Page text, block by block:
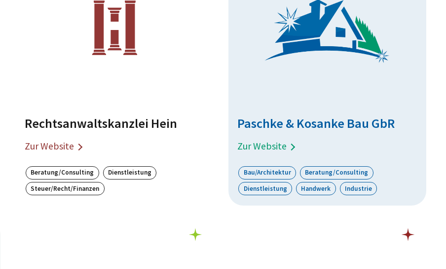
Rechtsanwaltskanzlei Hein
Zur Website
Beratung/Consulting
Dienstleistung
Steuer/Recht/Finanzen
Paschke & Kosanke Bau GbR
Zur Website
Bau/Architektur
Beratung/Consulting
Dienstleistung
Handwerk Industrie